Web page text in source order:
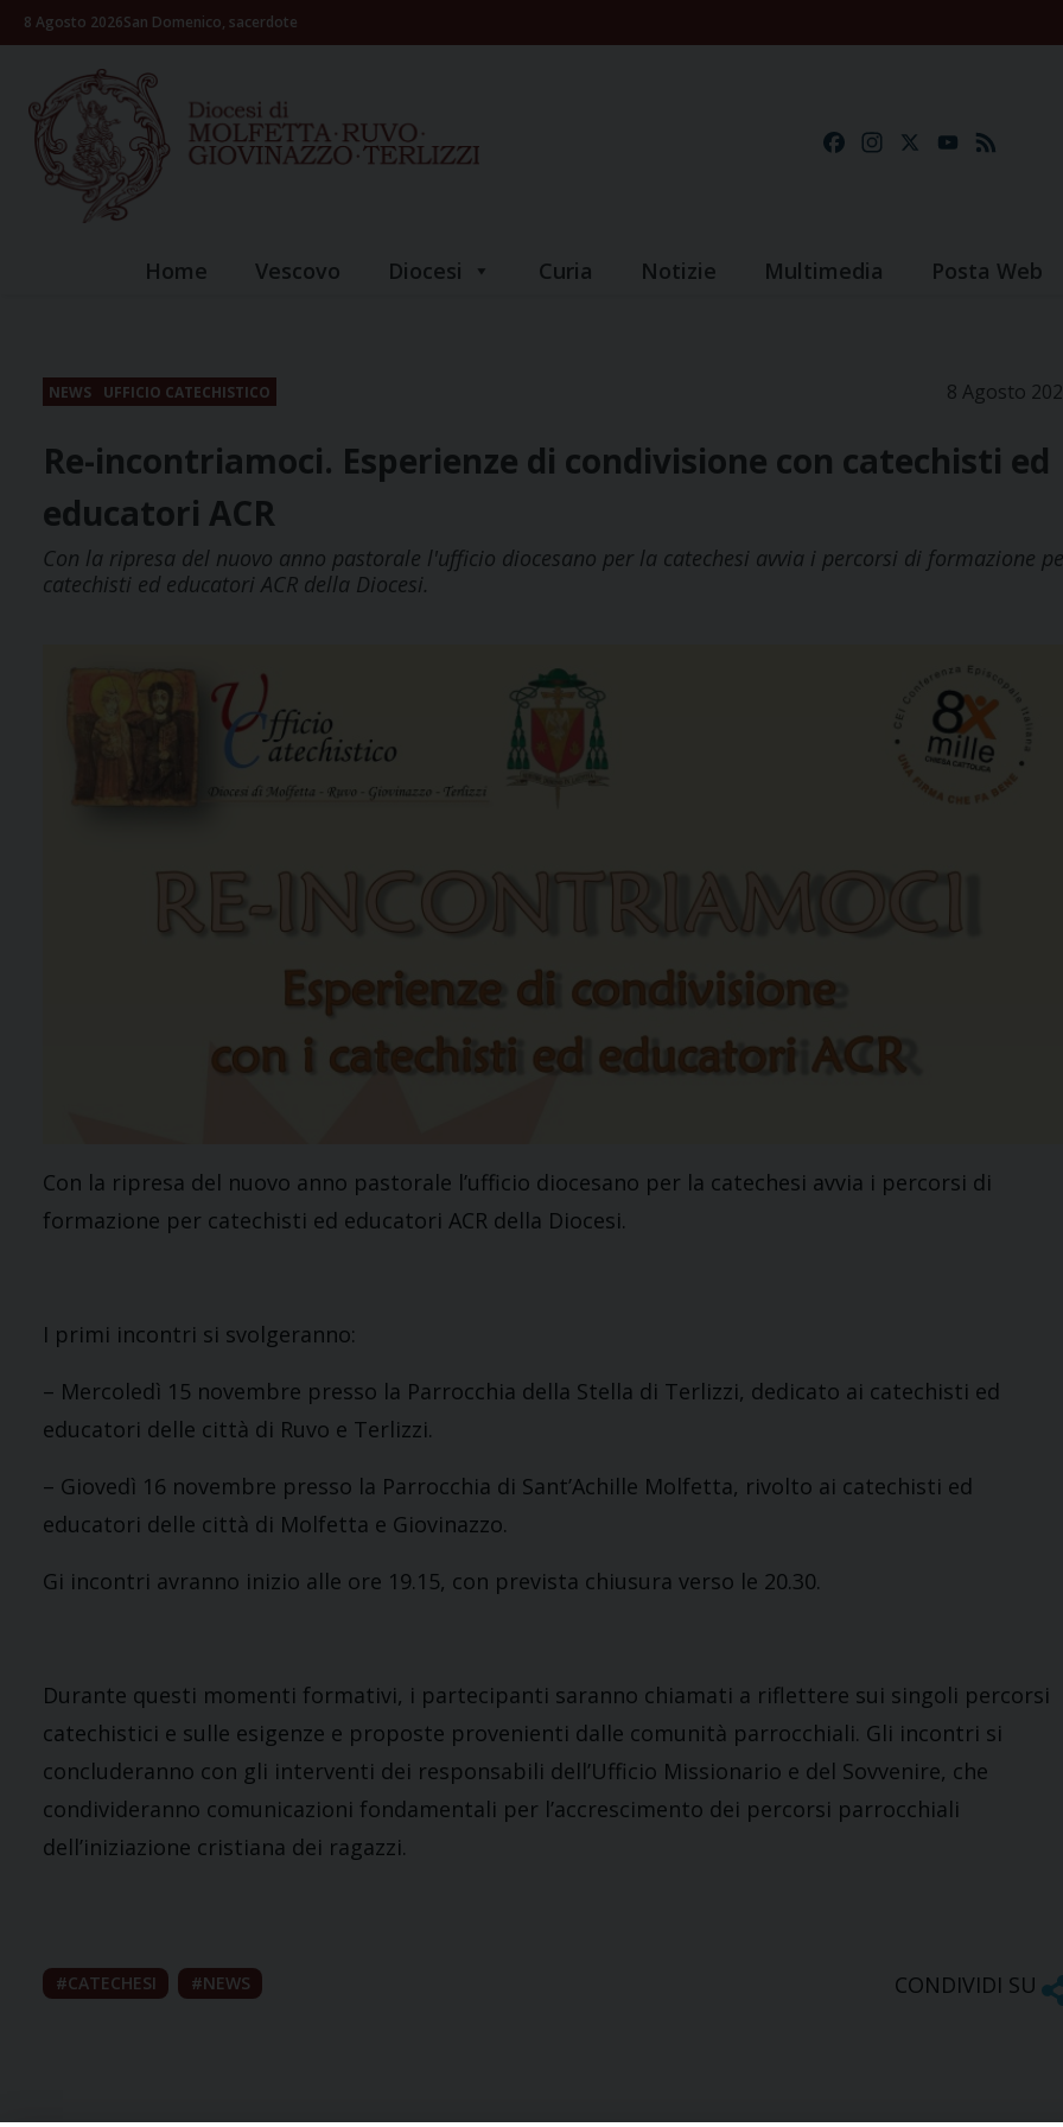
Skip8 Agosto 2026San Domenico, sacerdote
FacebookInstagramYouTube
Home Vescovo Diocesi Curia Notizie Multimedia Posta Web
NEWS UFFICIO CATECHISTICO 8 Agosto
Re-incontriamoci. Esperienze di condivisione con catechisti ed
educatori ACR
Con la ripresa del nuovo anno pastorale l'ufficio diocesano per la catechesi avvia i percorsi di formazione
catechisti ed educatori ACR della Diocesi.
Con la ripresa del nuovo anno pastorale l’ufficio diocesano per la catechesi avvia i percorsi di
formazione per catechisti ed educatori ACR della Diocesi.
I primi incontri si svolgeranno:
– Mercoledì 15 novembre presso la Parrocchia della Stella di Terlizzi, dedicato ai catechisti ed
educatori delle città di Ruvo e Terlizzi.
– Giovedì 16 novembre presso la Parrocchia di Sant’Achille Molfetta, rivolto ai catechisti ed
educatori delle città di Molfetta e Giovinazzo.
Gi incontri avranno inizio alle ore 19.15, con prevista chiusura verso le 20.30.
Durante questi momenti formativi, i partecipanti saranno chiamati a riflettere sui singoli percorsi
catechistici e sulle esigenze e proposte provenienti dalle comunità parrocchiali. Gli incontri si
concluderanno con gli interventi dei responsabili dell’Ufficio Missionario e del Sovvenire, che
condivideranno comunicazioni fondamentali per l’accrescimento dei percorsi parrocchiali
dell’iniziazione cristiana dei ragazzi.
CATECHESI NEWS CONDIVIDI SU